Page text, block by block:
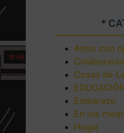
*
Amor con
Cosas de
Embarazo
En los
Hogar